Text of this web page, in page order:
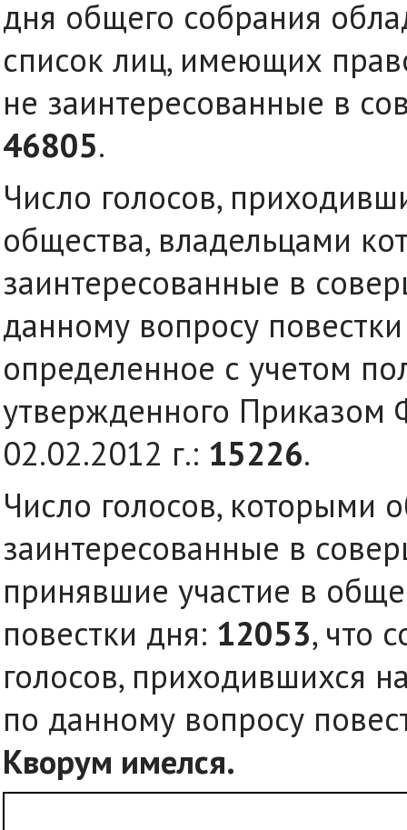
дня общего собрания
список лиц, имеющих
не заинтересованные в
46805.
Число голосов,
общества, владельцами
заинтересованные в
данному вопросу
определенное с учетом
утвержденного
02.02.2012 г.: 15226.
Число голосов, которыми
заинтересованные в
принявшие участие в
повестки дня: 12053, что
голосов, приходившихся
по данному вопросу
Кворум имелся.